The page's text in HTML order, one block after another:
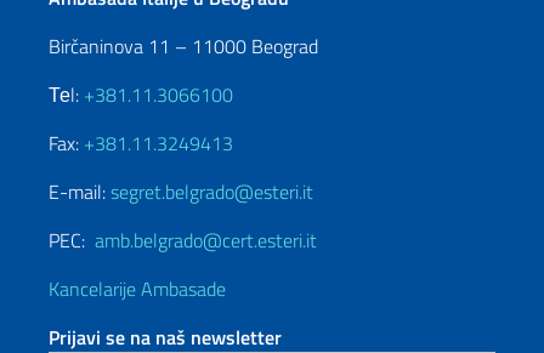
Birčaninova 11 – 11000 Beograd
Теl: +381.11.3066100
Fax: +381.11.3249413
E-mail:segret.belgrado@esteri.it
PEC: amb.belgrado@cert.esteri.it
Kancelarije Ambasade
Prijavi se na naš newsletter